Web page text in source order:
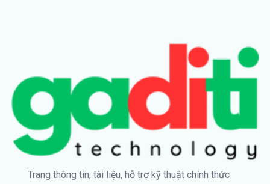
Trang thông tin, tài liệu, hỗ trợ kỹ thuật chính thức